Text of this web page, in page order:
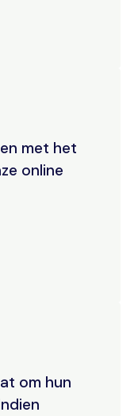
met het
online
om hun